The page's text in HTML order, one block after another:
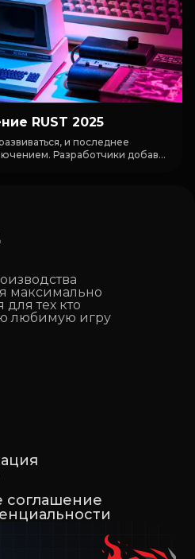
RUST 2025
и последнее
Разработчики добав...
максимально
тех кто
любимую игру
соглашение